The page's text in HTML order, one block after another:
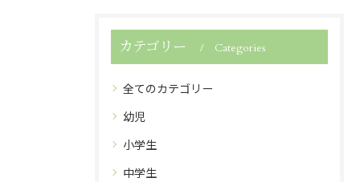
カテゴリー Categories
全てのカテゴリー
幼児
小学生
中学生